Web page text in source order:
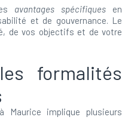
avantages spécifiques en
et de gouvernance. Le
de vos objectifs et de votre
formalités
Maurice implique plusieurs